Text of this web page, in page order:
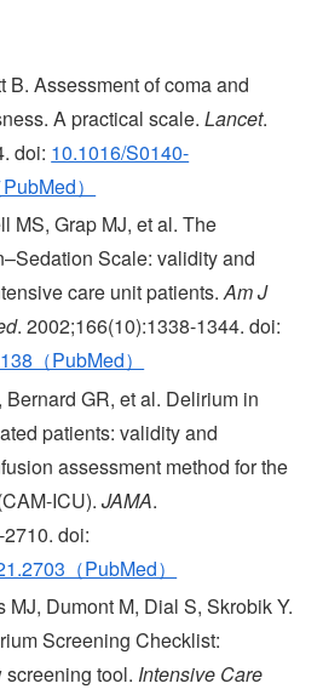
B. Assessment of coma and
A practical scale.Lancet.
doi: 10.1016/S0140-
）
MS, Grap MJ, et al. The
Scale: validity and
care unit patients.Am J
. 2002;166(10):1338-1344. doi:
（PubMed）
GR, et al. Delirium in
patients: validity and
assessment method for the
ICU).JAMA.
doi:
（PubMed）
MJ, Dumont M, Dial S, Skrobik Y.
Screening Checklist:
tool. Intensive Care